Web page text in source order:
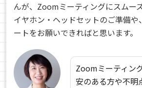
んが、Zoomミーティングにスムー
イヤホン・ヘッドセットのご準備
ートをお願いできればと思います。
Zoomミーティン
安のある方や不明